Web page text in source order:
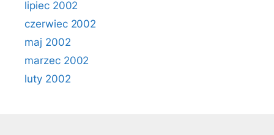
lipiec 2002
czerwiec 2002
maj 2002
marzec 2002
luty 2002